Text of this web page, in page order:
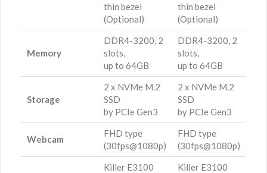
thin bezel
(Optional)
thin bezel
(Optional)
Memory
DDR4-3200, 2
slots,
up to 64GB
DDR4-3200, 2
slots,
up to 64GB
Storage
2 x NVMe M.2
SSD
by PCIe Gen3
2 x NVMe M.2
SSD
by PCIe Gen3
Webcam
FHD type
(30fps@1080p)
FHD type
(30fps@1080p)
Killer E3100
Killer E3100